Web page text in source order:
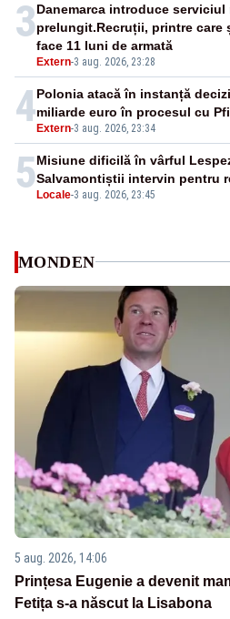
3
Extern-3 aug. 2026, 23:28
Danemarca introduce
prelungit.Recruții, printre care
face 11 luni de armată
4Extern-3 aug. 2026, 23:34
Polonia atacă în instanță
miliarde euro în procesul cu
5Locale-3 aug. 2026, 23:45
Misiune dificilă în vârful
Salvamontiștii intervin pentru
MONDEN
5 aug. 2026, 14:06
Prințesa Eugenie a devenit
Fetița s-a născut la Lisabona